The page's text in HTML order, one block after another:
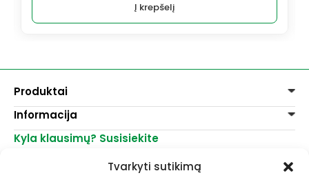
Tvarkyti sutikimą
Į krepšelį
Produktai
Dažai
Dekoravimui
Lakai, skiedikliai
Informacija
Pirkimo taisyklės
Kyla klausimų? Susisiekite
info@menomuza.lt